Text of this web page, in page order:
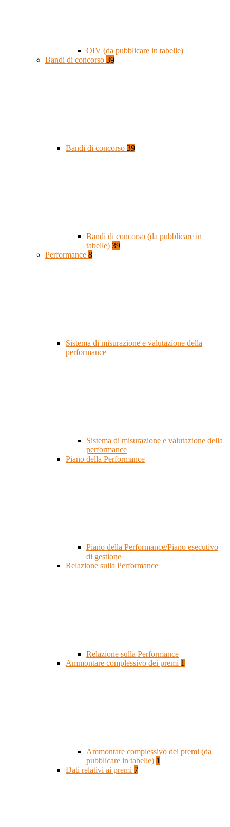
OIV (da pubblicare in tabelle)
Bandi di concorso 39
Bandi di concorso 39
Bandi di concorso (da pubblicare in
tabelle) 39
Performance 8
Sistema di misurazione e valutazione della
performance
Sistema di misurazione e valutazione della
performance
Piano della Performance
Piano della Performance/Piano esecutivo
di gestione
Relazione sulla Performance
Relazione sulla Performance
Ammontare complessivo dei premi 1
Ammontare complessivo dei premi (da
pubblicare in tabelle) 1
Dati relativi ai premi 7